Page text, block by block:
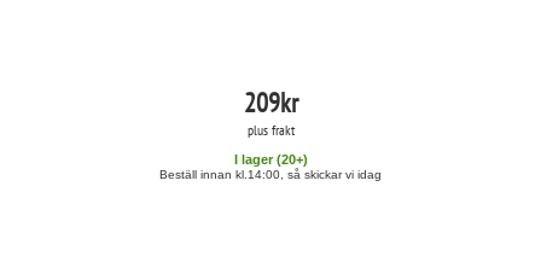
209kr
plus frakt
I lager (20+)
Beställ innan kl.14:00, så skickar vi idag